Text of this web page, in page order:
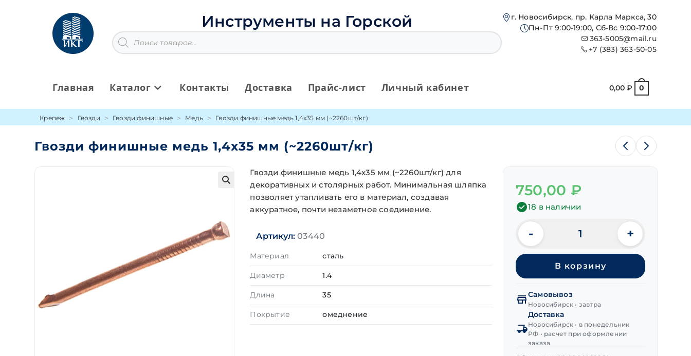
содержимому
Инструменты на Горской
Поиск
товаров
г. Новосибирск, пр. Карла Маркса, 30
Пн-Пт 9:00-19:00, Сб-Вс 9:00-17:00
363-5005@mail.ru
+7 (383) 363-50-05
Главная Каталог Контакты Доставка Прайс-лист Личный кабинет 0,00 ₽ 0
Крепеж Гвозди Гвозди финишные Медь Гвозди финишные медь 1,4х35 мм (~2260шт/кг)
Гвозди финишные медь 1,4х35 мм (~2260шт/кг)
Гвозди финишные медь 1,4х35 мм (~2260шт/кг) для
декоративных и столярных работ. Минимальная шляпка
позволяет утапливать его в материал, создавая
аккуратное, почти незаметное соединение.
Артикул:03440
Материал сталь
Диаметр 1.4
Длина 35
Покрытие омеднение
750,00 ₽
18 в наличии
Количество
товара
Гвозди
финишные
медь
1,4х35 мм
(~2260шт/
- +
В корзину
Самовывоз
Новосибирск • завтра
Доставка
Новосибирск • в понедельник
РФ • расчет при оформлении
заказа